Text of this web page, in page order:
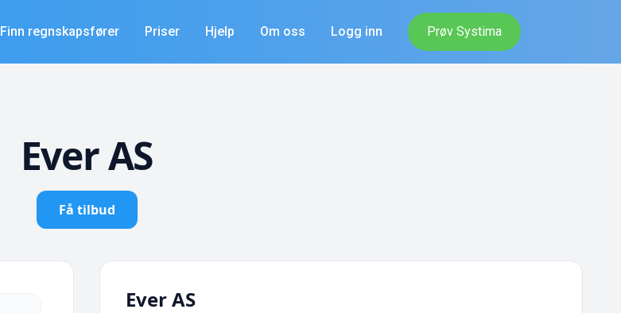
Finn regnskapsfører Priser Hjelp Om oss Logg inn Prøv Systima
Ever AS
Få tilbud
Ever AS